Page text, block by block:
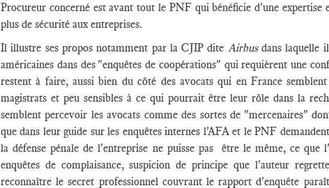
Procureur concerné est avant tout le PNF qui bénéficie d'une expertise
plus de sécurité aux entreprises.
Il illustre ses propos notamment par la CJIP dite Airbusdans laquelle
américaines dans des "enquêtes de coopérations" qui requièrent une
restent à faire, aussi bien du côté des avocats qui en France
magistrats et peu sensibles à ce qui pourrait être leur rôle dans la
semblent percevoir les avocats comme des sortes de "mercenaires"
que dans leur guide sur les enquêtes internes l'AFA et le PNF
la défense pénale de l'entreprise ne puisse pas être le même, ce que
enquêtes de complaisance, suspicion de principe que l'auteur
reconnaître le secret professionnel couvrant le rapport d'enquête